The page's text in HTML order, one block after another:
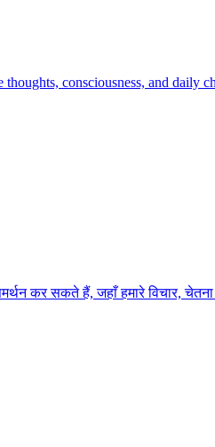
consciousness, and daily
कर सकते हैं, जहाँ हमारे विचार,